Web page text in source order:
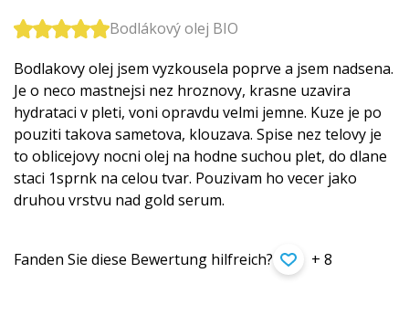
Bodlákový olej BIO
Bodlakovy olej jsem vyzkousela poprve a jsem nadsena.
Je o neco mastnejsi nez hroznovy, krasne uzavira
hydrataci v pleti, voni opravdu velmi jemne. Kuze je po
pouziti takova sametova, klouzava. Spise nez telovy je
to oblicejovy nocni olej na hodne suchou plet, do dlane
staci 1sprnk na celou tvar. Pouzivam ho vecer jako
druhou vrstvu nad gold serum.
Fanden Sie diese Bewertung hilfreich? + 8